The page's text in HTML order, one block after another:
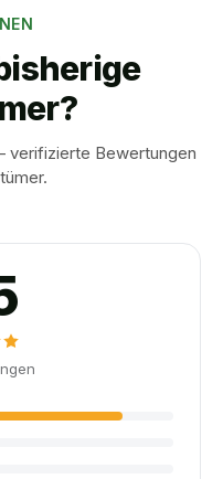
verifizierte Bewertungen